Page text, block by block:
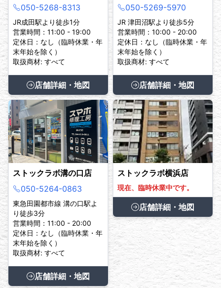
050-5268-8313
JR成田駅より徒歩1分
営業時間：11:00 - 19:00
定休日：なし（臨時休業・年
末年始を除く）
取扱商材: すべて
店舗詳細・地図
050-5269-5970
JR 津田沼駅より徒歩5分
営業時間：10:00 - 20:00
定休日：なし（臨時休業・年
末年始を除く）
取扱商材: すべて
店舗詳細・地図
ストックラボ溝の口店
050-5264-0863
東急田園都市線 溝の口駅よ
り徒歩3分
営業時間：11:00 - 20:00
定休日：なし（臨時休業・年
末年始を除く）
取扱商材: すべて
店舗詳細・地図
ストックラボ横浜店
現在、臨時休業中です。
店舗詳細・地図